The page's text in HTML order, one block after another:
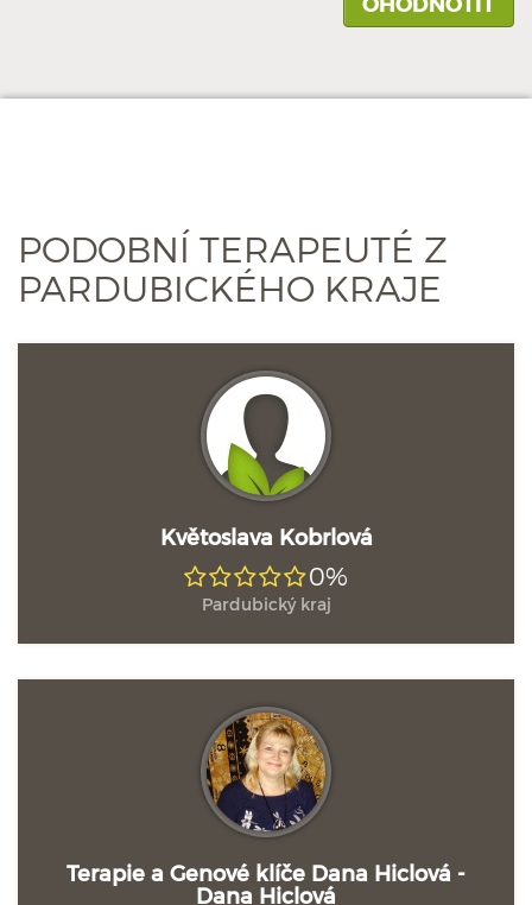
PODOBNÍ TERAPEUTÉ Z
PARDUBICKÉHO KRAJE
Květoslava Kobrlová
0%
Pardubický kraj
Terapie a Genové klíče Dana Hiclová -
Dana Hiclová